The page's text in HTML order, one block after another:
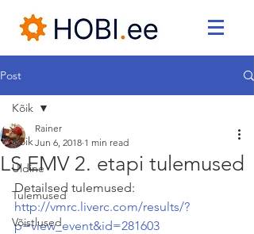
Post
Kõik
Üldine
Tulemused
Võistlused
Kõik
LS EMV 2. etapi tulemused
Rainer
Jun 6, 2018 1 min read
Detailsed tulemused:
http://vmrc.liverc.com/results/?
p=view_event&id=281603